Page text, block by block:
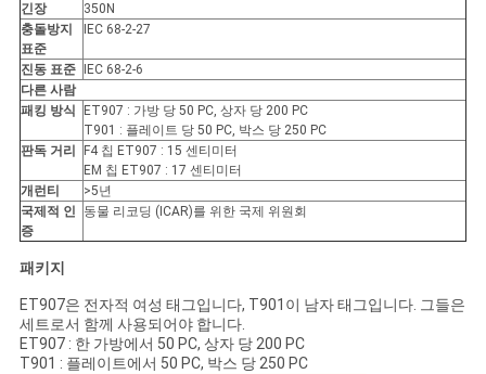
긴장
350N
충돌방지
표준
IEC 68-2-27
진동 표준
IEC 68-2-6
다른 사람
패킹 방식
ET907 : 가방 당 50 PC, 상자 당 200 PC
T901 : 플레이트 당 50 PC, 박스 당 250 PC
판독 거리
F4 칩 ET907 : 15 센티미터
EM 칩 ET907 : 17 센티미터
개런티
>5년
국제적 인
증
동물 리코딩 (ICAR)를 위한 국제 위원회
패키지
ET907은 전자적 여성 태그입니다, T901이 남자 태그입니다. 그들은
세트로서 함께 사용되어야 합니다.
ET907 : 한 가방에서 50 PC, 상자 당 200 PC
T901 : 플레이트에서 50 PC, 박스 당 250 PC